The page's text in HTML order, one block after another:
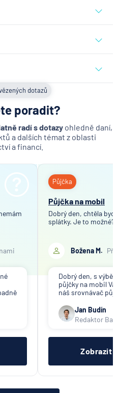
Co se děje po nahlášení
podvodu v Air Bank
7.8.2026 Běžný účet
klíčový je ale výhled inflace
Hypotéka
Partners Banka spouští
Když rozhoduje stres: nové
články
dotazů
poradit?
radí s dotazy ohledně daní,
a dalších témat z oblasti
a financí.
Půjčka
Půjčka na mobil
Dobrý den, chtěla
splátky. Je to možné?
Božena M.
Dobrý den, s
půjčky na mobil
náš srovnávač
půjček. Pro získání
nákupu na
dostatečný
Jan Budín
Redaktor
Zobrazit